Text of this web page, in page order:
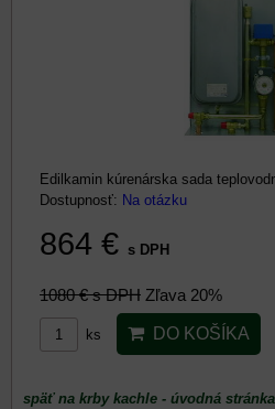
Edilkamin kúrenárska sada
Dostupnosť: Na otázku
864 € s DPH
1080 €s DPH Zľava 20%
ks DO KOŠÍKA
späť na krby kachle - úvodná stránka